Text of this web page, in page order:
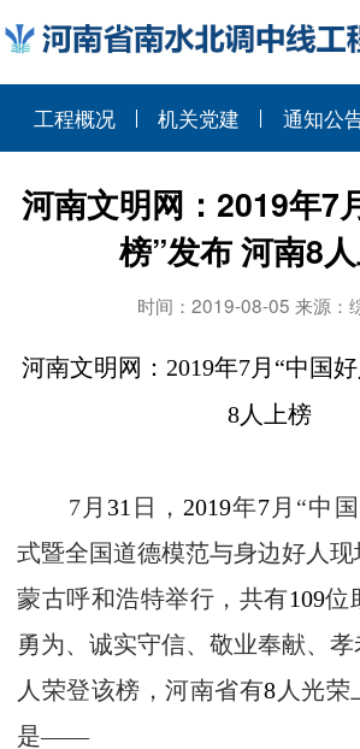
工程概况 机关党建 通知公
河南文明网：2019年7
榜”发布 河南8
时间：2019-08-05 来源：
河南文明网：2019年7月“中国
8人上榜
7月 31 日， 2019年7 月“中
式暨全国道德模范与身边好人
蒙古呼和浩特举行，共有109位
勇为、诚实守信、敬业奉献、
人荣登该榜，河南省有8 人光荣
是——